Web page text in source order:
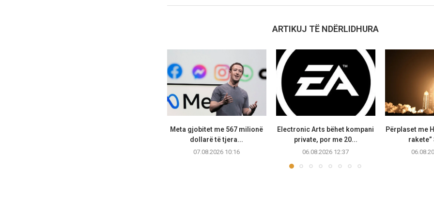
ARTIKUJ TË NDËRLIDHURA
Meta gjobitet me 567 milionë
dollarë të tjera...
07.08.2026 10:16
Electronic Arts bëhet kompani
private, por me 20...
06.08.2026 12:37
Përplaset me
rakete”